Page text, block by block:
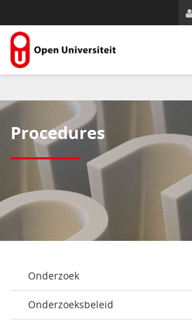
Procedures
Onderzoek
Onderzoeksbeleid